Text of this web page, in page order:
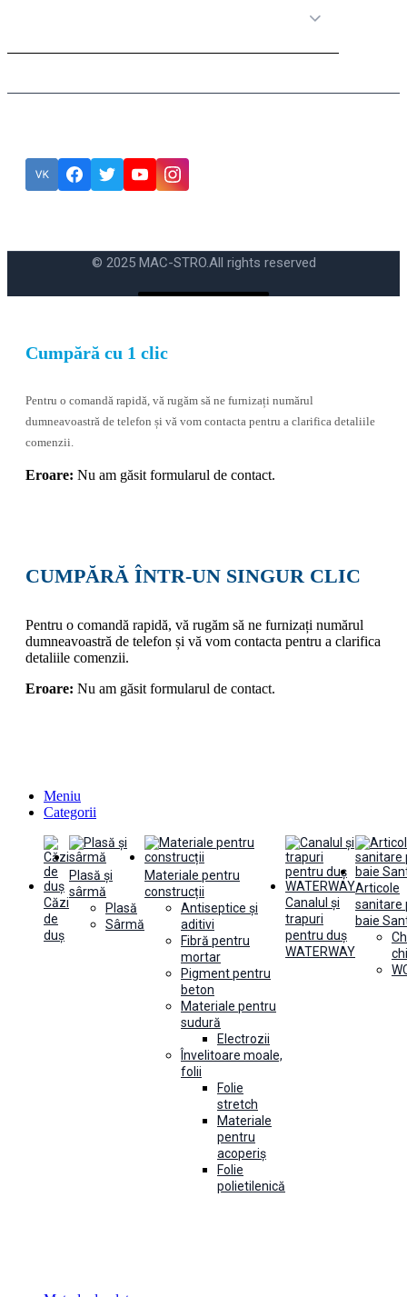
© 2025 MAC-STRO.All rights reserved
Cumpără cu 1 clic
Pentru o comandă rapidă, vă rugăm să ne furnizați numărul
dumneavoastră de telefon și vă vom contacta pentru a clarifica detaliile
comenzii.
Eroare: Nu am găsit formularul de contact.
CUMPĂRĂ ÎNTR-UN SINGUR CLIC
Pentru o comandă rapidă, vă rugăm să ne furnizați numărul
dumneavoastră de telefon și vă vom contacta pentru a clarifica
detaliile comenzii.
Eroare: Nu am găsit formularul de contact.
Meniu
Categorii
Căzi
de
duș
Plasă și
sârmă
Plasă
Sârmă
Materiale pentru
construcții
Antiseptice și
aditivi
Fibră pentru
mortar
Pigment pentru
beton
Materiale pentru
sudură
Electrozii
Învelitoare moale,
folii
Folie
stretch
Materiale
pentru
acoperiș
Folie
polietilenică
Canalul și
trapuri
pentru duș
WATERWAY
Articole
sanitare
baie